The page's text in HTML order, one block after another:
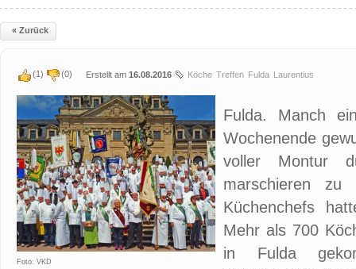
« Zurück
(1) (0) Erstellt am 16.08.2016 Köche Treffen Fulda Laurentius
Foto: VKD
Fulda. Manch
Wochenende
voller Montur
marschieren zu
Küchenchefs
Mehr als 700
in Fulda